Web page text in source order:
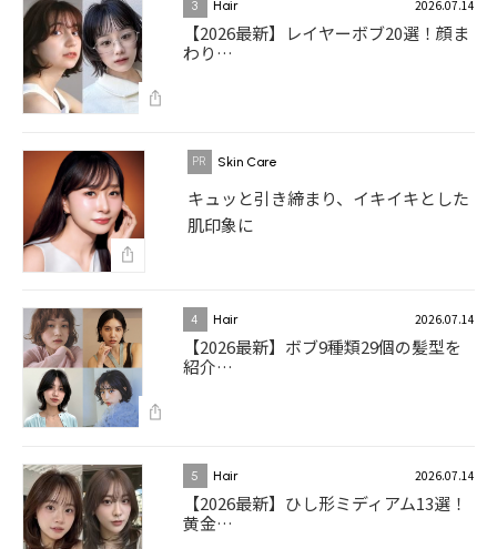
3 Hair 2026.07.14
【2026最新】レイヤーボブ20選！顔ま
わり…
Skin Care
キュッと引き締まり、イキイキとした
肌印象に
4 Hair 2026.07.14
【2026最新】ボブ9種類29個の髪型を
紹介…
5 Hair 2026.07.14
【2026最新】ひし形ミディアム13選！
黄金…